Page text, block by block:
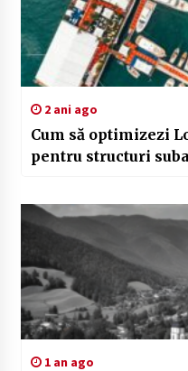
2 ani ago
Cum să optimizezi
pentru structuri
1 an ago